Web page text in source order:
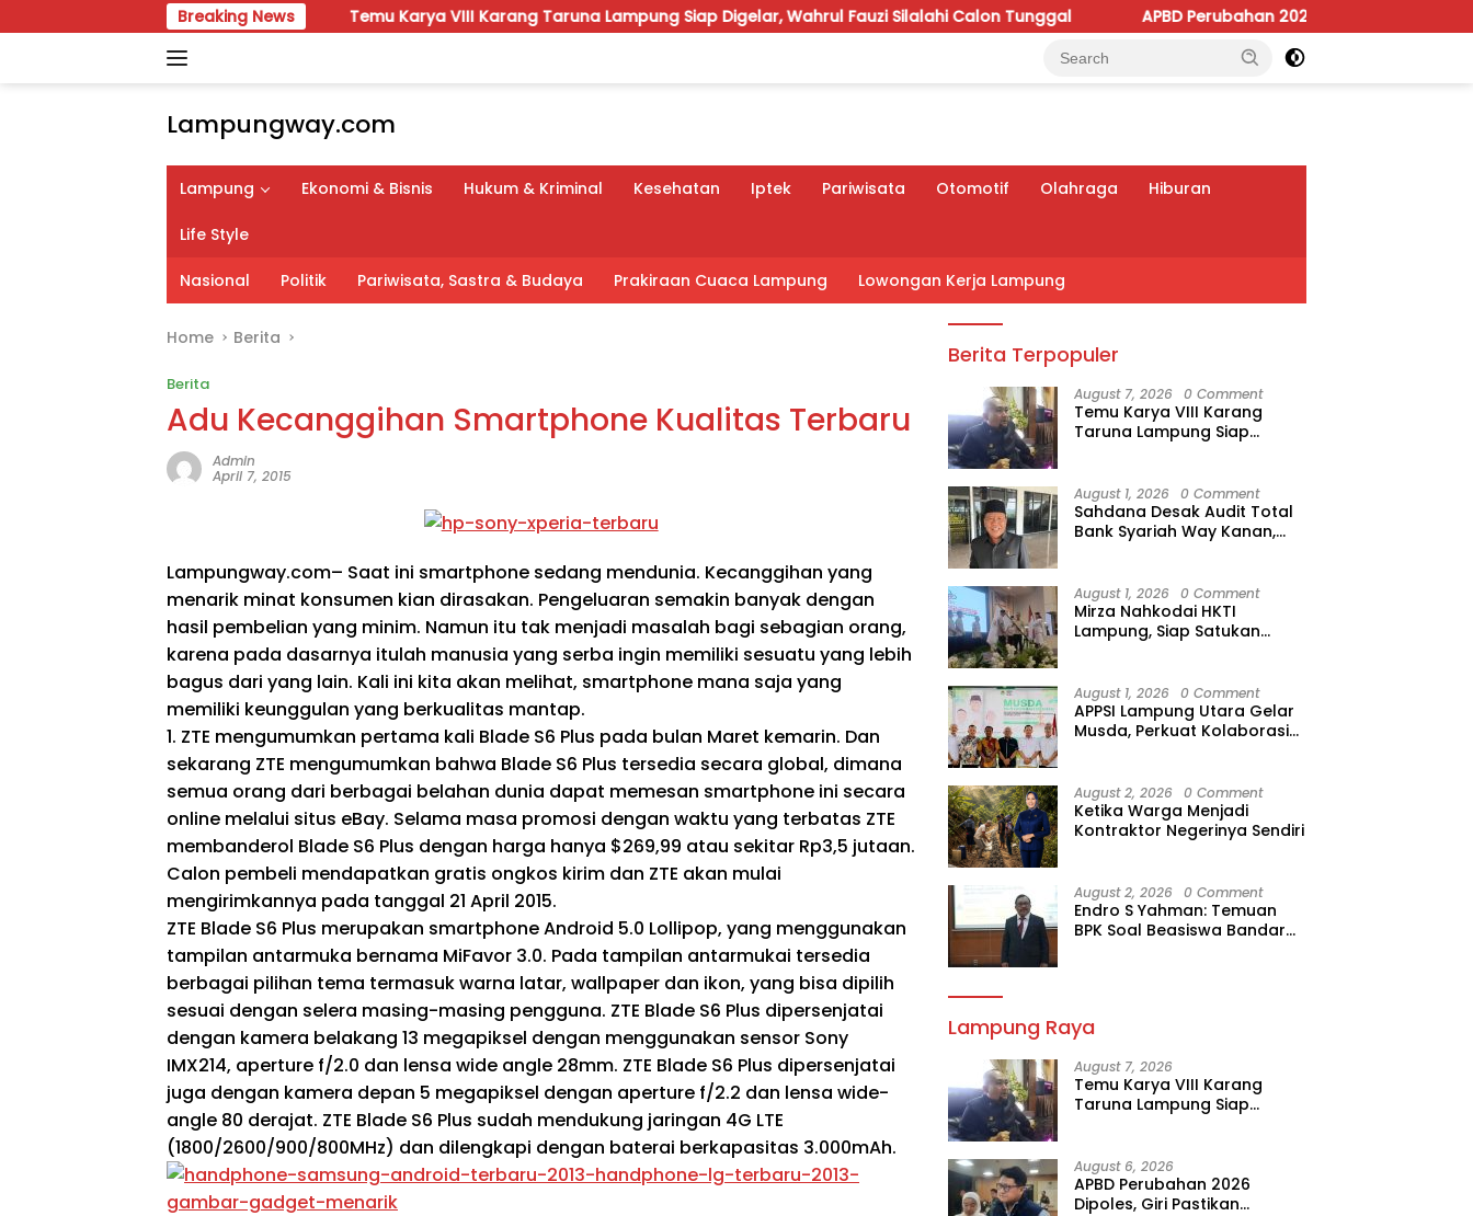
to
Breaking News
Temu Karya VIII Karang Taruna Lampung Siap Digelar, Wahrul Fauzi Silalahi Calon Tunggal APBD Perubahan 2026 Dipoles, Giri Pastikan Anggaran
Lampungway.com
Berita
Daerah
Lampung
Terpercaya
dan
Terupdate
Lampung Ekonomi & Bisnis Hukum & Kriminal Kesehatan Iptek Pariwisata Otomotif Olahraga Hiburan
Life Style
Nasional Politik Pariwisata, Sastra & Budaya Prakiraan Cuaca Lampung Lowongan Kerja Lampung
Home Berita
Berita
Adu Kecanggihan Smartphone Kualitas Terbaru
Admin
April 7, 2015
Lampungway.com– Saat ini smartphone sedang mendunia. Kecanggihan yang
menarik minat konsumen kian dirasakan. Pengeluaran semakin banyak dengan
hasil pembelian yang minim. Namun itu tak menjadi masalah bagi sebagian orang,
karena pada dasarnya itulah manusia yang serba ingin memiliki sesuatu yang lebih
bagus dari yang lain. Kali ini kita akan melihat, smartphone mana saja yang
memiliki keunggulan yang berkualitas mantap.
1. ZTE mengumumkan pertama kali Blade S6 Plus pada bulan Maret kemarin. Dan
sekarang ZTE mengumumkan bahwa Blade S6 Plus tersedia secara global, dimana
semua orang dari berbagai belahan dunia dapat memesan smartphone ini secara
online melalui situs eBay. Selama masa promosi dengan waktu yang terbatas ZTE
membanderol Blade S6 Plus dengan harga hanya $269,99 atau sekitar Rp3,5 jutaan.
Calon pembeli mendapatkan gratis ongkos kirim dan ZTE akan mulai
mengirimkannya pada tanggal 21 April 2015.
ZTE Blade S6 Plus merupakan smartphone Android 5.0 Lollipop, yang menggunakan
tampilan antarmuka bernama MiFavor 3.0. Pada tampilan antarmukai tersedia
berbagai pilihan tema termasuk warna latar, wallpaper dan ikon, yang bisa dipilih
sesuai dengan selera masing-masing pengguna. ZTE Blade S6 Plus dipersenjatai
dengan kamera belakang 13 megapiksel dengan menggunakan sensor Sony
IMX214, aperture f/2.0 dan lensa wide angle 28mm. ZTE Blade S6 Plus dipersenjatai
juga dengan kamera depan 5 megapiksel dengan aperture f/2.2 dan lensa wide-
angle 80 derajat. ZTE Blade S6 Plus sudah mendukung jaringan 4G LTE
(1800/2600/900/800MHz) dan dilengkapi dengan baterai berkapasitas 3.000mAh.
Berita Terpopuler
August 7, 2026 0 Comment
Temu Karya VIII Karang
Taruna Lampung Siap
August 1, 2026 0 Comment
Sahdana Desak Audit Total
Bank Syariah Way Kanan,
August 1, 2026 0 Comment
Mirza Nahkodai HKTI
Lampung, Siap Satukan
August 1, 2026 0 Comment
APPSI Lampung Utara Gelar
Musda, Perkuat Kolaborasi
Bermartabat
August 2, 2026 0 Comment
Ketika Warga Menjadi
Kontraktor Negerinya Sendiri
August 2, 2026 0 Comment
Endro S Yahman: Temuan
BPK Soal Beasiswa Bandar
Lampung Raya
August 7, 2026
Temu Karya VIII Karang
Taruna Lampung Siap
August 6, 2026
APBD Perubahan 2026
Dipoles, Giri Pastikan